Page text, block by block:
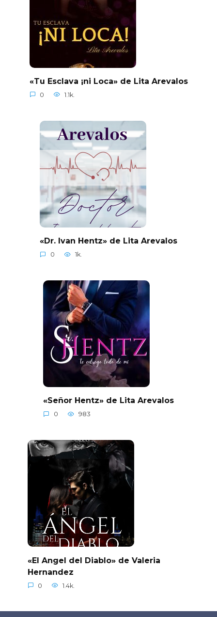
«Tu Esclava ¡ni Loca» de Lita Arevalos
0 1.1k.
«Dr. Ivan Hentz» de Lita Arevalos
0 1k.
«Señor Hentz» de Lita Arevalos
0 983
«El Angel del Diablo» de Valeria
Hernandez
0 1.4k.